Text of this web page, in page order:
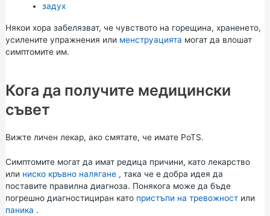
задух
Някои хора забелязват, че чувството на горещина, храненето,
усилените упражнения или менструацията могат да влошат
симптомите им.
Кога да получите медицински
съвет
Вижте личен лекар, ако смятате, че имате PoTS.
Симптомите могат да имат редица причини, като лекарство
или ниско кръвно налягане, така че е добра идея да
поставите правилна диагноза. Понякога може да бъде
погрешно диагностициран като пристъпи на тревожностили
паника .